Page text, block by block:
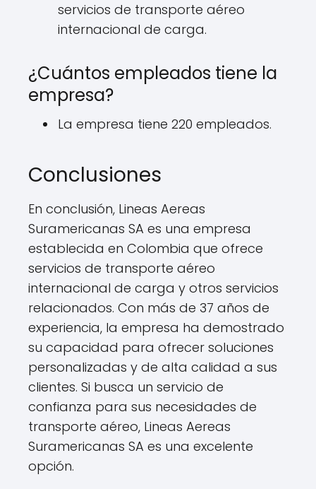
servicios de transporte aéreo
internacional de carga.
¿Cuántos empleados tiene la
empresa?
La empresa tiene 220 empleados.
Conclusiones
En conclusión, Lineas Aereas
Suramericanas SA es una empresa
establecida en Colombia que ofrece
servicios de transporte aéreo
internacional de carga y otros servicios
relacionados. Con más de 37 años de
experiencia, la empresa ha demostrado
su capacidad para ofrecer soluciones
personalizadas y de alta calidad a sus
clientes. Si busca un servicio de
confianza para sus necesidades de
transporte aéreo, Lineas Aereas
Suramericanas SA es una excelente
opción.